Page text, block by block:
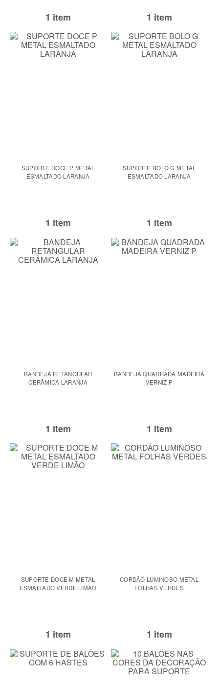
1 item 1 item
SUPORTE DOCE P METAL
ESMALTADO LARANJA
1 item
SUPORTE BOLO G METAL
ESMALTADO LARANJA
1 item
BANDEJA RETANGULAR
CERÃMICA LARANJA
1 item
BANDEJA QUADRADA MADEIRA
VERNIZ P
1 item
SUPORTE DOCE M METAL
ESMALTADO VERDE LIMÃO
1 item
CORDÃO LUMINOSO METAL
FOLHAS VERDES
1 item